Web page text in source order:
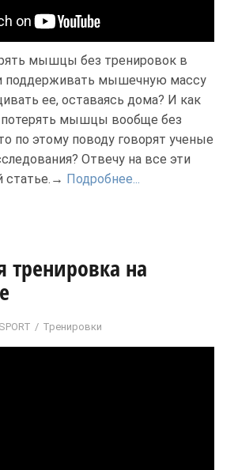
мышцы без тренировок в
поддерживать мышечную массу
ее, оставаясь дома? И как
мышцы вообще без
по этому поводу говорят ученые
Отвечу на все эти
статье.→ Подробнее...
на
Тренировки